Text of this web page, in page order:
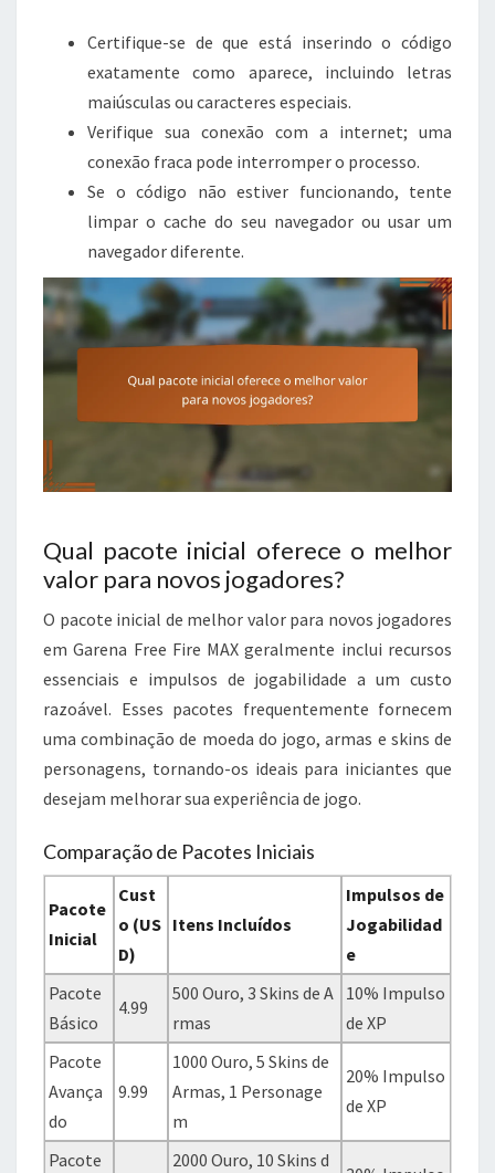
Certifique-se de que está inserindo o código
exatamente como aparece, incluindo letras
maiúsculas ou caracteres especiais.
Verifique sua conexão com a internet; uma
conexão fraca pode interromper o processo.
Se o código não estiver funcionando, tente
limpar o cache do seu navegador ou usar um
navegador diferente.
Qual pacote inicial oferece o melhor
valor para novos jogadores?
O pacote inicial de melhor valor para novos jogadores
em Garena Free Fire MAX geralmente inclui recursos
essenciais e impulsos de jogabilidade a um custo
razoável. Esses pacotes frequentemente fornecem
uma combinação de moeda do jogo, armas e skins de
personagens, tornando-os ideais para iniciantes que
desejam melhorar sua experiência de jogo.
Comparação de Pacotes Iniciais
Pacote
Inicial
Cust
o (US
D)
Itens Incluídos
Impulsos de
Jogabilidad
e
Pacote
Básico
4.99
500 Ouro, 3 Skins de A
rmas
10% Impulso
de XP
Pacote
Avança
do
9.99
1000 Ouro, 5 Skins de
Armas, 1 Personage
m
20% Impulso
de XP
Pacote 2000 Ouro, 10 Skins d